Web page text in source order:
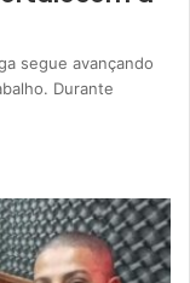
segue avançando
Durante